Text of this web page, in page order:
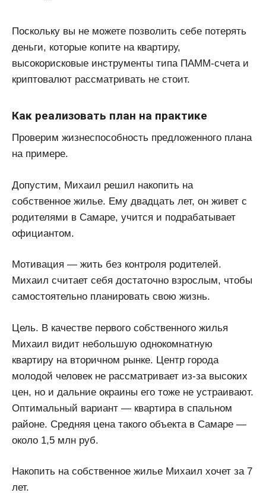
Поскольку вы не можете позволить себе потерять
деньги, которые копите на квартиру,
высокорисковые инструменты типа ПАММ-счета и
криптовалют рассматривать не стоит.
Как реализовать план на практике
Проверим жизнеспособность предложенного плана
на примере.
Допустим, Михаил решил накопить на
собственное жилье. Ему двадцать лет, он живет с
родителями в Самаре, учится и подрабатывает
официантом.
Мотивация — жить без контроля родителей.
Михаил считает себя достаточно взрослым, чтобы
самостоятельно планировать свою жизнь.
Цель. В качестве первого собственного жилья
Михаил видит небольшую однокомнатную
квартиру на вторичном рынке. Центр города
молодой человек не рассматривает из-за высоких
цен, но и дальние окраины его тоже не устраивают.
Оптимальный вариант — квартира в спальном
районе. Средняя цена такого объекта в Самаре —
около 1,5 млн руб.
Накопить на собственное жилье Михаил хочет за 7
лет.